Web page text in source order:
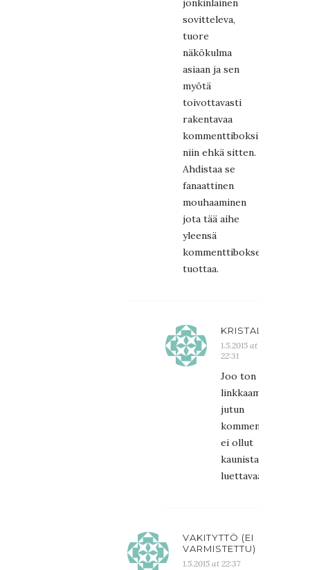
jonkinlainen
sovitteleva,
tuore
näkökulma
asiaan ja sen
myötä
toivottavasti
rakentavaa
niin ehkä sitten.
Ahdistaa se
fanaattinen
mouhaaminen
jota tää aihe
yleensä
kommenttibokseihin
tuottaa.
KRISTALIINA
1.5.2015 at
22:31
Joo ton
linkkaamani
jutun
ei ollut
kaunista
luettavaa…
VAKITYTTÖ (EI
VARMISTETTU)
1.5.2015 at 22:37